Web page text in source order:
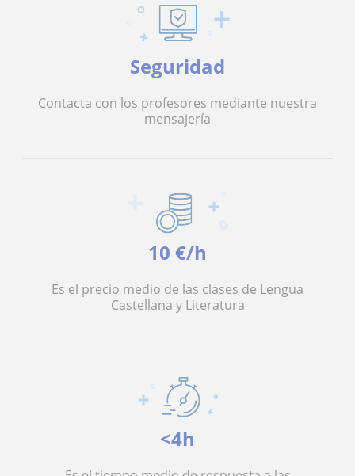
Seguridad
Contacta con los profesores mediante nuestra
mensajería
10 €/h
Es el precio medio de las clases de Lengua
Castellana y Literatura
<4h